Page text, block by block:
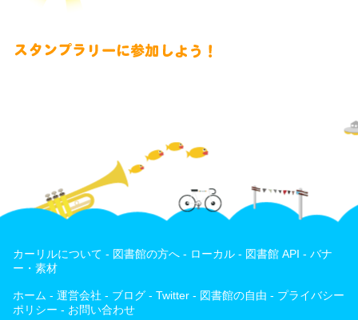
カーリルについて - 図書館の方へ - ローカル - 図書館 API - バナ
ー・素材
ホーム - 運営会社 - ブログ - Twitter - 図書館の自由 - プライバシー
ポリシー - お問い合わせ